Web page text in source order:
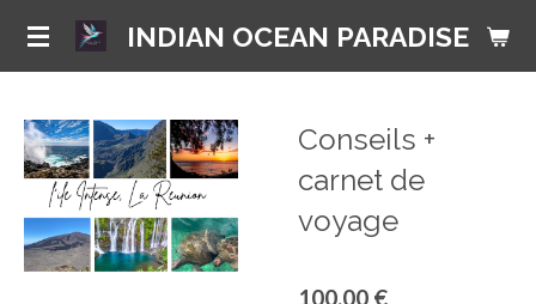
Passer
principal
INDIAN OCEAN PARADISE
Conseils +
carnet de
voyage
100,00 €